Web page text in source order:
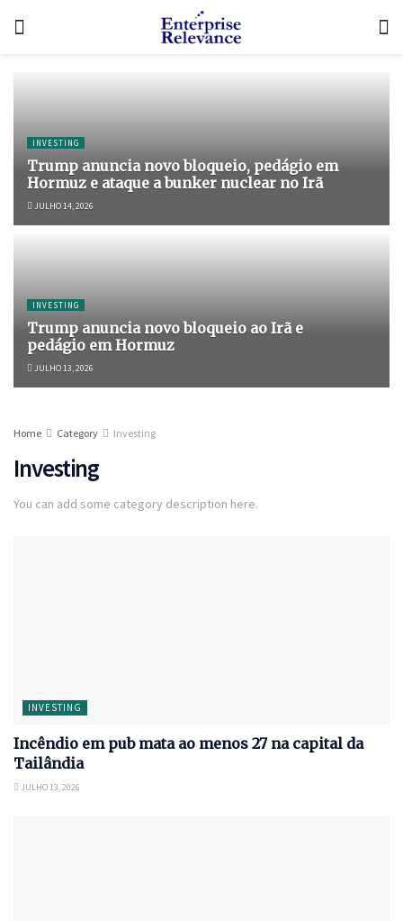
INVESTING
Trump anuncia novo bloqueio, pedágio em
Hormuz e ataque a bunker nuclear no Irã
JULHO 14, 2026
INVESTING
Trump anuncia novo bloqueio ao Irã e
pedágio em Hormuz
JULHO 13, 2026
Home Category Investing
Investing
You can add some category description here.
INVESTING
Incêndio em pub mata ao menos 27 na capital da
Tailândia
JULHO 13, 2026